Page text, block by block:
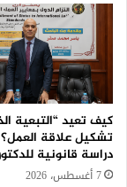
كيف تعيد “التبعية
تشكيل علاقة
دراسة قانونية
7 أغسطس، 2026